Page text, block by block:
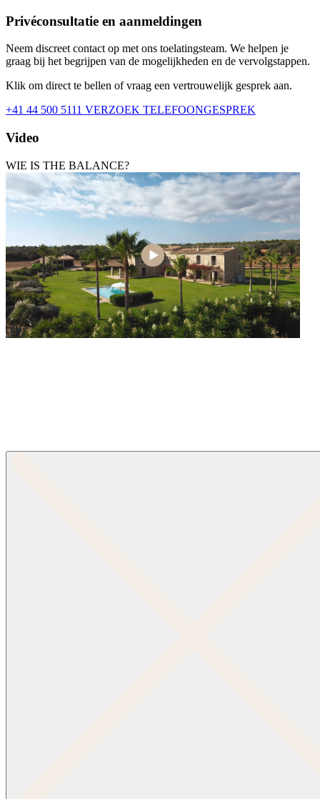
Privéconsultatie en aanmeldingen
Neem discreet contact op met ons toelatingsteam. We helpen je
graag bij het begrijpen van de mogelijkheden en de vervolgstappen.
Klik om direct te bellen of vraag een vertrouwelijk gesprek aan.
+41 44 500 5111 VERZOEK TELEFOONGESPREK
Video
WIE IS THE BALANCE?